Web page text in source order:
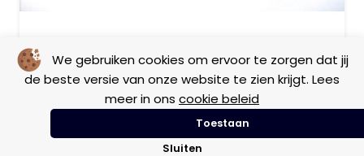
We gebruiken cookies om ervoor te zorgen dat jij
de beste versie van onze website te zien krijgt. Lees
meer in ons cookie beleid
Toestaan
Sluiten
Benzine slang 36.5cm V50 – 50 Special